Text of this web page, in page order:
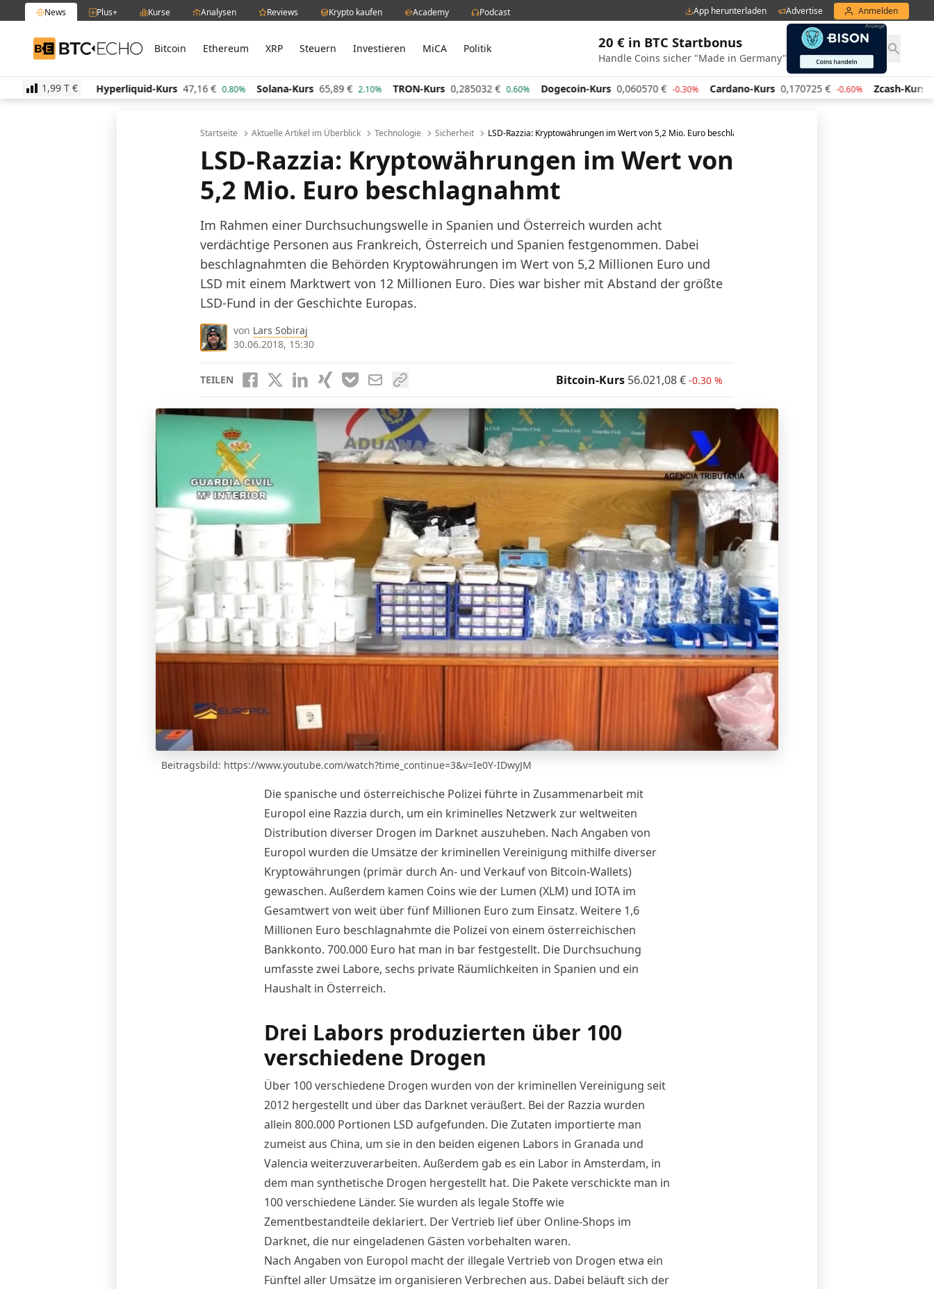
News Plus+ Kurse Analysen Reviews Krypto kaufen Academy Podcast App herunterladen Advertise Anmelden
BTC-ECHO Bitcoin Ethereum XRP Steuern Investieren MiCA Politik 20 € in BTC Startbonus
Handle Coins sicher "Made in Germany"
1,99 T €
1.40% Hyperliquid-Kurs 47,16 € 0.80% Solana-Kurs 65,89 € 2.10% TRON-Kurs 0,285032 € 0.60% Dogecoin-Kurs 0,060570 € -0.30% Cardano-Kurs 0,170725 € -0.60% Zcash-Kurs 442,63 €
Startseite Aktuelle Artikel im Überblick Technologie Sicherheit LSD-Razzia: Kryptowährungen im Wert von 5,2 Mio. Euro beschlagnahmt
LSD-Razzia: Kryptowährungen im Wert von
5,2 Mio. Euro beschlagnahmt
Im Rahmen einer Durchsuchungswelle in Spanien und Österreich wurden acht
verdächtige Personen aus Frankreich, Österreich und Spanien festgenommen. Dabei
beschlagnahmten die Behörden Kryptowährungen im Wert von 5,2 Millionen Euro und
LSD mit einem Marktwert von 12 Millionen Euro. Dies war bisher mit Abstand der größte
LSD-Fund in der Geschichte Europas.
von Lars Sobiraj
30.06.2018, 15:30
TEILEN Bitcoin-Kurs 56.021,08€ -0.30 %
Beitragsbild: https://www.youtube.com/watch?time_continue=3&v=Ie0Y-IDwyJM
Die spanische und österreichische Polizei führte in Zusammenarbeit mit
Europol eine Razzia durch, um ein kriminelles Netzwerk zur weltweiten
Distribution diverser Drogen im Darknet auszuheben. Nach Angaben von
Europol wurden die Umsätze der kriminellen Vereinigung mithilfe diverser
Kryptowährungen (primär durch An- und Verkauf von Bitcoin-Wallets)
gewaschen. Außerdem kamen Coins wie der Lumen (XLM) und IOTAim
Gesamtwert von weit über fünf Millionen Euro zum Einsatz. Weitere 1,6
Millionen Euro beschlagnahmte die Polizei von einem österreichischen
Bankkonto. 700.000 Euro hat man in bar festgestellt. Die Durchsuchung
umfasste zwei Labore, sechs private Räumlichkeiten in Spanien und ein
Haushalt in Österreich.
Drei Labors produzierten über 100
verschiedene Drogen
Über 100 verschiedene Drogen wurden von der kriminellen Vereinigung seit
2012 hergestellt und über das Darknet veräußert. Bei der Razzia wurden
allein 800.000 Portionen LSD aufgefunden. Die Zutaten importierte man
zumeist aus China, um sie in den beiden eigenen Labors in Granada und
Valencia weiterzuverarbeiten. Außerdem gab es ein Labor in Amsterdam, in
dem man synthetische Drogen hergestellt hat. Die Pakete verschickte man in
100 verschiedene Länder. Sie wurden als legale Stoffe wie
Zementbestandteile deklariert. Der Vertrieb lief über Online-Shops im
Darknet, die nur eingeladenen Gästen vorbehalten waren.
Nach Angaben von Europol macht der illegale Vertrieb von Drogen etwa ein
Fünftel aller Umsätze im organisieren Verbrechen aus. Dabei beläuft sich der